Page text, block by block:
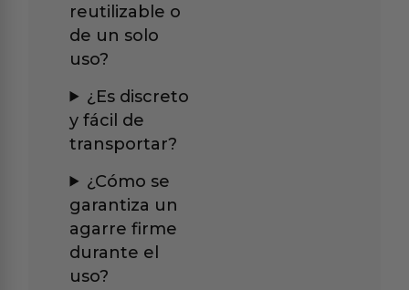
reutilizable o
de un solo
uso?
¿Es discreto
y fácil de
transportar?
¿Cómo se
garantiza un
agarre firme
durante el
uso?